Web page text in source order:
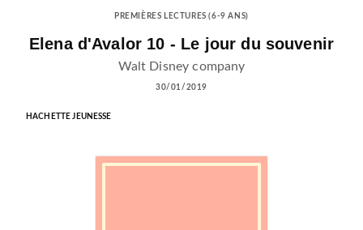
PREMIÈRES LECTURES (6-9 ANS)
Elena d'Avalor 10 - Le jour du souvenir
Walt Disney company
30/01/2019
HACHETTE JEUNESSE